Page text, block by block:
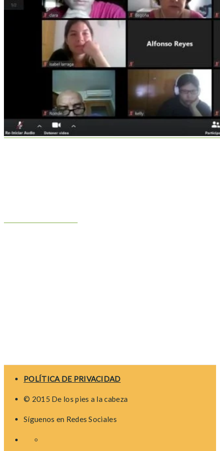
POLÍTICA DE PRIVACIDAD
© 2015 De los pies a la cabeza
Síguenos en Redes Sociales